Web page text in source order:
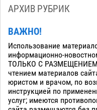
АРХИВ РУБРИК
ВАЖНО!
Использование
информационно-
ТОЛЬКО С
чтением материалов
юристом и врачом, по
инструкцией по
услуг; имеются